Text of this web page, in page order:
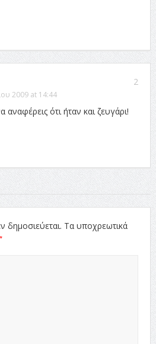
2
2009 at 14:44
αναφέρεις ότι ήταν και ζευγάρι!
δημοσιεύεται. Τα υποχρεωτικά
*